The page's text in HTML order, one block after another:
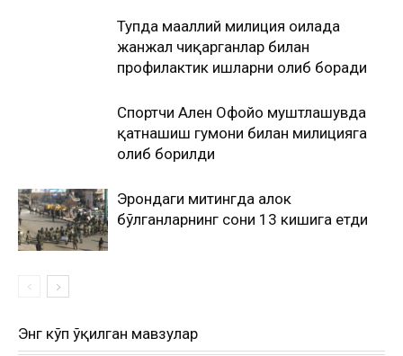
Тупда маҳаллий милиция оилада
жанжал чиқарганлар билан
профилактик ишларни олиб боради
Спортчи Ален Офойо муштлашувда
қатнашиш гумони билан милицияга
олиб борилди
Эрондаги митингда ҳалок
бўлганларнинг сони 13 кишига етди
Энг кўп ўқилган мавзулар